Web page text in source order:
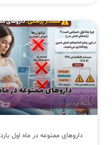
داروهای ممنوعه در ماه اول